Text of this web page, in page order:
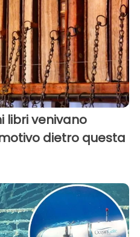
libri venivano
dietro questa